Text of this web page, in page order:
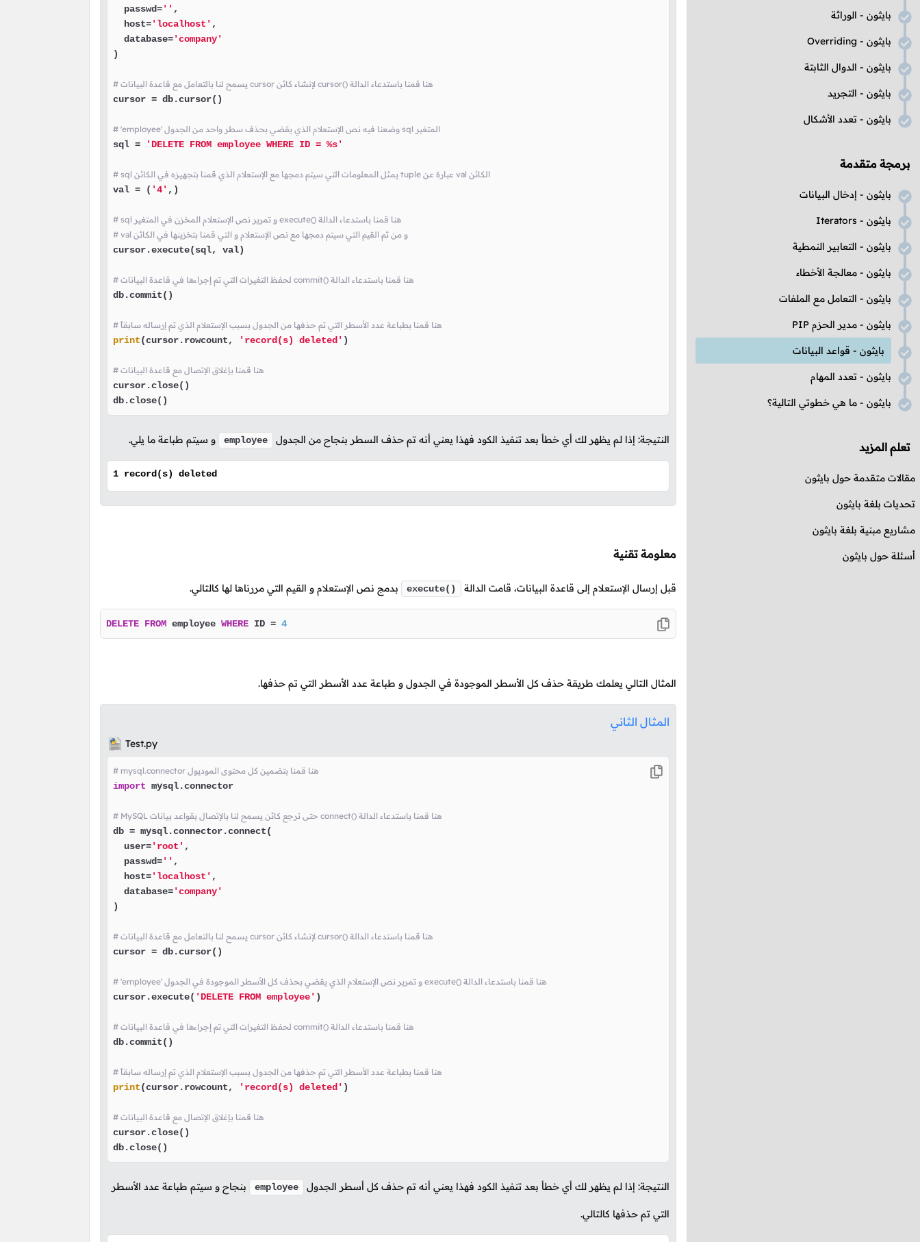
بايثون - الوراثة
بايثون - Overriding
بايثون - الدوال الثابتة
بايثون - التجريد
بايثون - تعدد الأشكال
برمجة متقدمة
بايثون - إدخال البيانات
بايثون - Iterators
بايثون - التعابير النمطية
بايثون - معالجة الأخطاء
بايثون - التعامل مع الملفات
بايثون - مدير الحزم PIP
بايثون - قواعد البيانات
بايثون - تعدد المهام
بايثون - ما هي خطوتي التالية؟
تعلم المزيد
مقالات متقدمة حول بايثون
تحديات بلغة بايثون
مشاريع مبنية بلغة بايثون
أسئلة حول بايثون
  passwd=
'' ,
  host=
'localhost' ,
  database=
'company'
)
# يسمح لنا بالتعامل مع قاعدة البيانات cursor لإنشاء كائن cursor() هنا قمنا باستدعاء الدالة
cursor = db.cursor()
# 'employee' وضعنا فيه نص الإستعلام الذي يقضي بحذف سطر واحد من الجدول sql المتغير
sql = 'DELETE FROM employee WHERE ID = %s'
# sql يمثل المعلومات التي سيتم دمجها مع الإستعلام الذي قمنا بتجهيزه في الكائن tuple عبارة عن val الكائن
val = ( '4' ,)
# sql و تمرير نص الإستعلام المخزن في المتغير execute() هنا قمنا باستدعاء الدالة
# val و من ثم القيم التي سيتم دمجها مع نص الإستعلام و التي قمنا بتخزينها في الكائن
cursor.execute(sql, val)
# لحفظ التغيرات التي تم إجراءها في قاعدة البيانات commit() هنا قمنا باستدعاء الدالة
db.commit()
# هنا قمنا بطباعة عدد الأسطر التي تم حذفها من الجدول بسبب الإستعلام الذي تم إرساله سابقاً
print(cursor.rowcount, 'record(s) deleted' )
# هنا قمنا بإغلاق الإتصال مع قاعدة البيانات
cursor.close()
db.close()
النتيجة: إذا لم يظهر لك أي خطأ بعد تنفيذ الكود فهذا يعني أنه تم حذف السطر بنجاح من الجدول employee و سيتم طباعة ما يلي.
1 record(s) deleted
معلومة تقنية
قبل إرسال الإستعلام إلى قاعدة البيانات، قامت الدالة execute() بدمج نص الإستعلام و القيم التي مررناها لها كالتالي.
DELETE FROM employee WHERE ID = 4
المثال التالي يعلمك طريقة حذف كل الأسطر الموجودة في الجدول و طباعة عدد الأسطر التي تم حذفها.
المثال الثاني
Test.py
# mysql.connector هنا قمنا بتضمين كل محتوى الموديول
import mysql.connector
# MySQL حتى ترجع كائن يسمح لنا بالإتصال بقواعد بيانات connect() هنا قمنا باستدعاء الدالة
db = mysql.connector.connect(
  user=
'root' ,
  passwd=
'' ,
  host=
'localhost' ,
  database=
'company'
)
# يسمح لنا بالتعامل مع قاعدة البيانات cursor لإنشاء كائن cursor() هنا قمنا باستدعاء الدالة
cursor = db.cursor()
# 'employee' و تمرير نص الإستعلام الذي يقضي بحذف كل الأسطر الموجودة في الجدول execute() هنا قمنا باستدعاء الدالة
cursor.execute( 'DELETE FROM employee' )
# لحفظ التغيرات التي تم إجراءها في قاعدة البيانات commit() هنا قمنا باستدعاء الدالة
db.commit()
# هنا قمنا بطباعة عدد الأسطر التي تم حذفها من الجدول بسبب الإستعلام الذي تم إرساله سابقاً
print(cursor.rowcount, 'record(s) deleted' )
# هنا قمنا بإغلاق الإتصال مع قاعدة البيانات
cursor.close()
db.close()
النتيجة: إذا لم يظهر لك أي خطأ بعد تنفيذ الكود فهذا يعني أنه تم حذف كل أسطر الجدول employee بنجاح و سيتم طباعة عدد الأسطر
التي تم حذفها كالتالي.